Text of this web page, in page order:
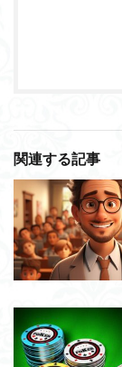
関連する記事